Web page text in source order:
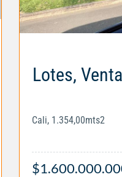
Lotes,
Cali, 1.354,00mts2